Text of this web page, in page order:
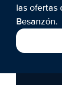
las ofertas
Besanzón.